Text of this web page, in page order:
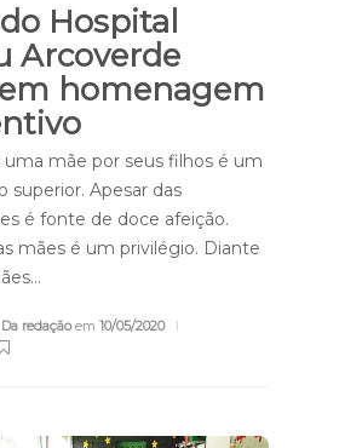
Hospital
Arcoverde
homenagem
uma mãe por seus filhos é um
superior. Apesar das
é fonte de doce afeição.
mães é um privilégio. Diante
Da redaçãoem 10/05/2020